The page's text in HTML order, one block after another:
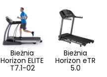
Bieżnia
Horizon ELITE
T7.1-02
Bieżnia
Horizon eTR
5.0